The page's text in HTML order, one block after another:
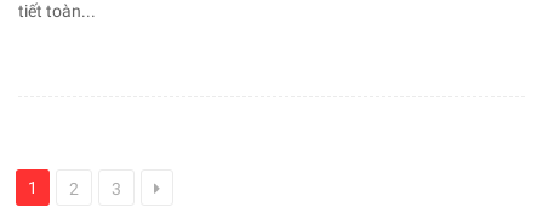
tiết toàn...
1 2 3